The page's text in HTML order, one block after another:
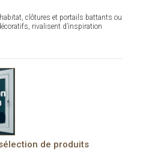
clôtures et portails battants ou
rivalisent d’inspiration
de produits